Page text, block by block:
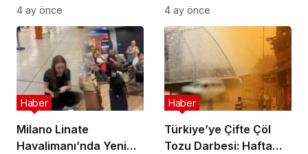
Uluslararası
Astrobiyoloji Etkinliğine
Ev Sahipliği Yapacak
4 ay önce
Cinayet Şüphesiyle 7
İlde Eş Zamanlı
Operasyon
4 ay önce
Milano Linate
Havalimanı’nda Yeni
Haber
Türkiye’ye Çifte Çöl
Tozu Darbesi: Hafta
Haber